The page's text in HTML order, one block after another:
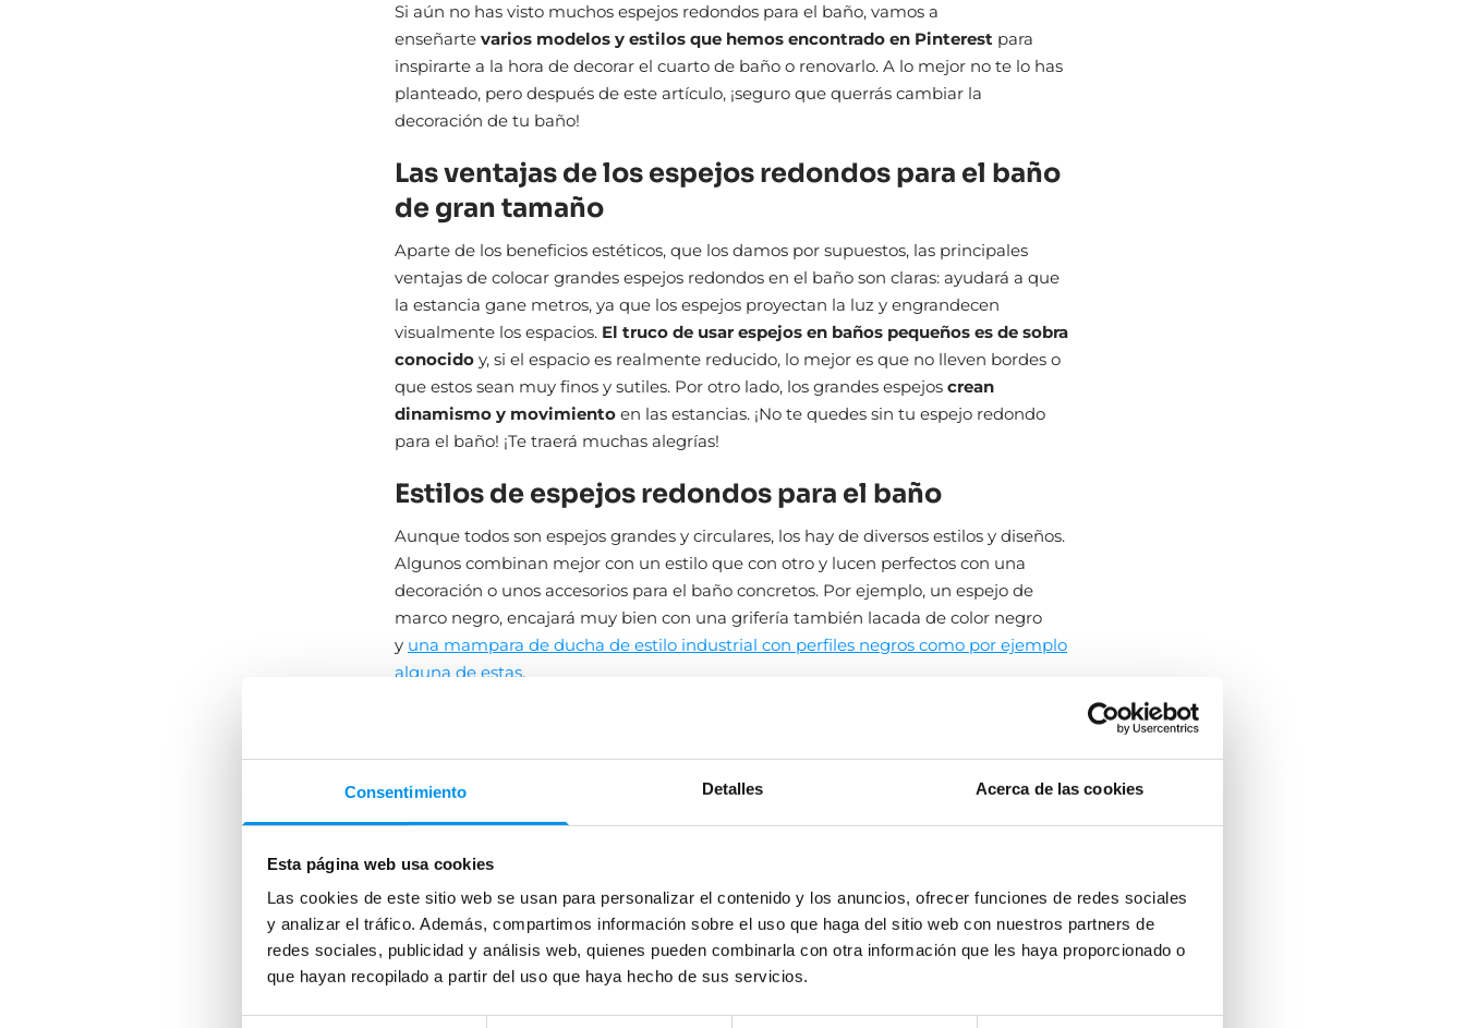
Consentimiento Detalles Acerca de las cookies
Esta página web usa cookies
Las cookies de este sitio web se usan para personalizar el contenido y los anuncios, ofrecer funciones de redes sociales
y analizar el tráfico. Además, compartimos información sobre el uso que haga del sitio web con nuestros partners de
redes sociales, publicidad y análisis web, quienes pueden combinarla con otra información que les haya proporcionado o
que hayan recopilado a partir del uso que haya hecho de sus servicios.
Si aún no has visto muchos espejos redondos para el baño, vamos a
enseñarte varios modelos y estilos que hemos encontrado en Pinterest para
inspirarte a la hora de decorar el cuarto de baño o renovarlo. A lo mejor no te lo has
planteado, pero después de este artículo, ¡seguro que querrás cambiar la
decoración de tu baño!
Las ventajas de los espejos redondos para el baño
de gran tamaño
Aparte de los beneficios estéticos, que los damos por supuestos, las principales
ventajas de colocar grandes espejos redondos en el baño son claras: ayudará a que
la estancia gane metros, ya que los espejos proyectan la luz y engrandecen
visualmente los espacios. El truco de usar espejos en baños pequeños es de sobra
conocido y, si el espacio es realmente reducido, lo mejor es que no lleven bordes o
que estos sean muy finos y sutiles. Por otro lado, los grandes espejos crean
dinamismo y movimiento en las estancias. ¡No te quedes sin tu espejo redondo
para el baño! ¡Te traerá muchas alegrías!
Estilos de espejos redondos para el baño
Aunque todos son espejos grandes y circulares, los hay de diversos estilos y diseños.
Algunos combinan mejor con un estilo que con otro y lucen perfectos con una
decoración o unos accesorios para el baño concretos. Por ejemplo, un espejo de
marco negro, encajará muy bien con una grifería también lacada de color negro
y una mampara de ducha de estilo industrial con perfiles negros como por ejemplo
alguna de estas.
Elige el espejo con algún toque dorado ycombínalo con griferias vintagede
repisa o de pared, lavamanos sobre encimera y un mueble de lavabo de estilo retro.
Corona tu obra con unas plantas de hojas llamativas, apliques de pared con tulipa y